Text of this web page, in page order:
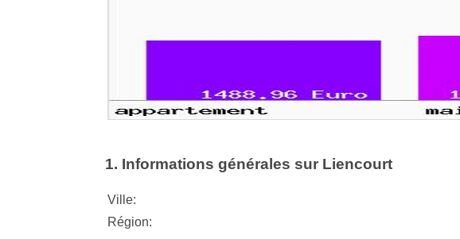
1. Informations générales sur Liencourt
Ville:
Région: